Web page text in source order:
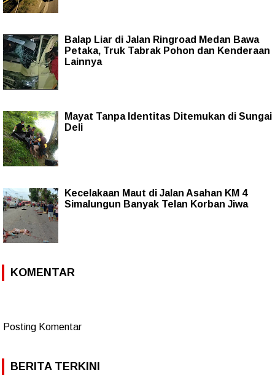
Balap Liar di Jalan Ringroad Medan Bawa
Petaka, Truk Tabrak Pohon dan Kenderaan
Lainnya
Mayat Tanpa Identitas Ditemukan di Sungai
Deli
Kecelakaan Maut di Jalan Asahan KM 4
Simalungun Banyak Telan Korban Jiwa
KOMENTAR
Posting Komentar
BERITA TERKINI